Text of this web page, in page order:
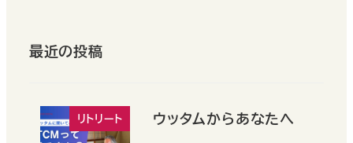
最近の投稿
リトリート ウッタムからあなたへ